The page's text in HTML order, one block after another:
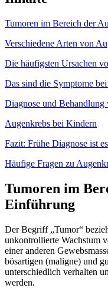
Tumoren im Bereich der
Verschiedene Arten von
Die häufigsten Ursachen
Das sind die Symptome
Diagnose und Behandlung
Augenkrebs bei Kindern
Fazit: Frühe Diagnose ist
Häufige Fragen zu
Tumoren im
Einführung
Der Begriff „Tumor“
unkontrollierte Wachstum
einer anderen
bösartigen (maligne) und
unterschiedlich verhalten
werden.